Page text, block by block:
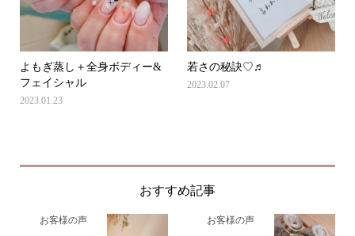
よもぎ蒸し＋全身ボディー&
フェイシャル
2023.01.23
若さの秘訣♡♬
2023.02.07
おすすめ記事
お客様の声 お客様の声